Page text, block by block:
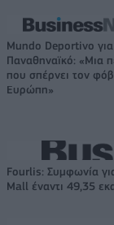
Mundo Deportivo για
Παναθηναϊκό: «Μια
που σπέρνει τον
Ευρώπη»
Fourlis: Συμφωνία
Mall έναντι 49,35